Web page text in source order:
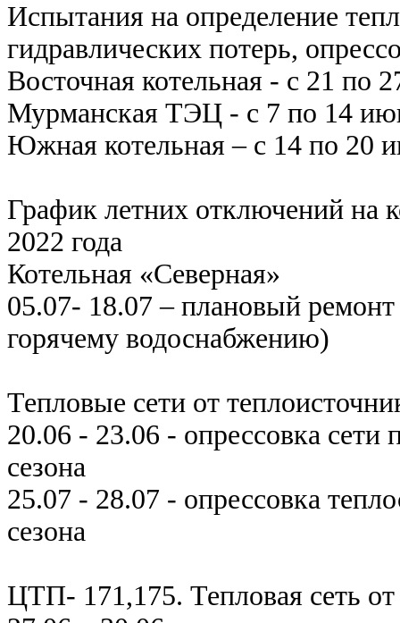
Испытания на определение
гидравлических потерь,
Восточная котельная - с 21 по
Мурманская ТЭЦ - с 7 по 14
Южная котельная – с 14 по 20
График летних отключений
2022 года
Котельная «Северная»
05.07- 18.07 – плановый
горячему водоснабжению)
Тепловые сети от
20.06 - 23.06 - опрессовка сети
сезона
25.07 - 28.07 - опрессовка
сезона
ЦТП- 171,175. Тепловая сеть